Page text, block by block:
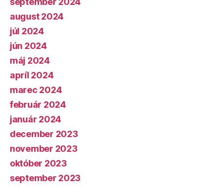
august 2024
júl 2024
jún 2024
máj 2024
apríl 2024
marec 2024
február 2024
január 2024
december 2023
november 2023
október 2023
september 2023